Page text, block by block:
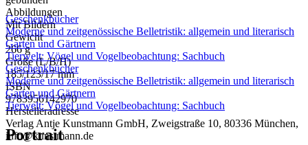
Abbildungen
Mit Bildern
Gewicht
266 g
Größe (L/B/H)
185/123/17 mm
ISBN
9783956142970
Herstelleradresse
Verlag Antje Kunstmann GmbH, Zweigstraße 10, 80336 München,
info@kunstmann.de
Geschenkbücher
Moderne und zeitgenössische Belletristik: allgemein und literarisch
Garten und Gärtnern
Tierwelt: Vögel und Vogelbeobachtung: Sachbuch
Geschenkbücher
Moderne und zeitgenössische Belletristik: allgemein und literarisch
Garten und Gärtnern
Tierwelt: Vögel und Vogelbeobachtung: Sachbuch
Portrait